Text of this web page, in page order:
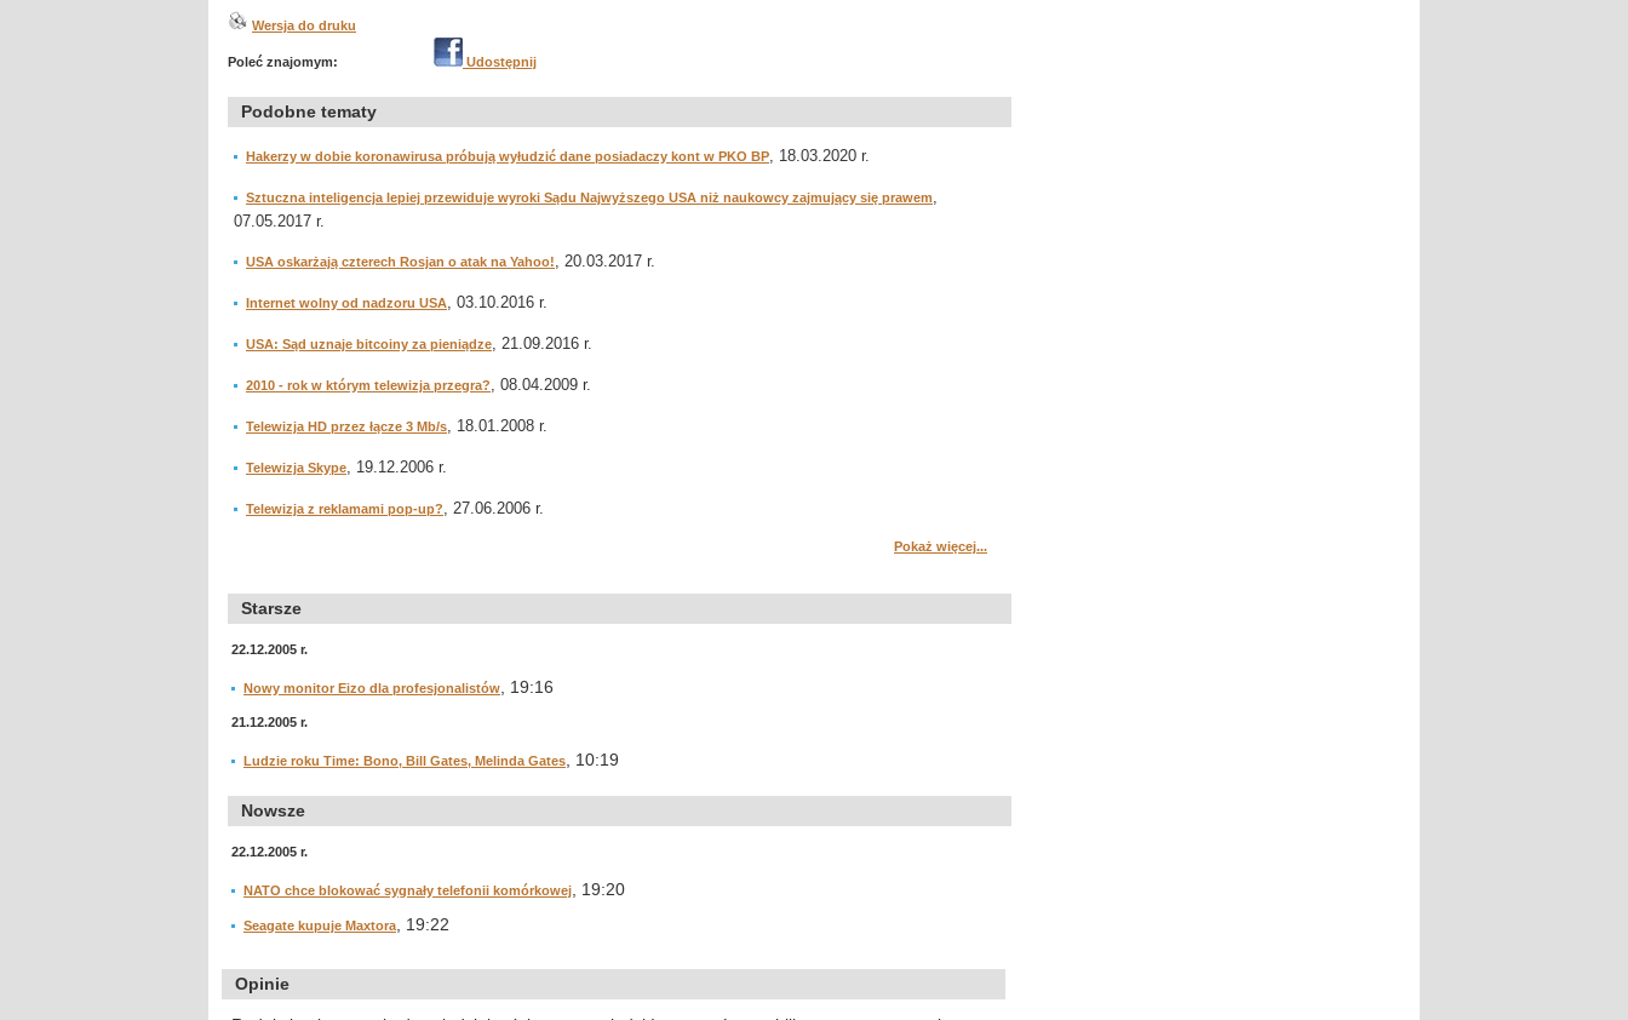
Wersja do druku
Poleć znajomym: Udostępnij
Podobne tematy
Hakerzy w dobie koronawirusa próbują wyłudzić dane posiadaczy kont w PKO BP, 18.03.2020 r.
Sztuczna inteligencja lepiej przewiduje wyroki Sądu Najwyższego USA niż naukowcy zajmujący się prawem,
07.05.2017 r.
USA oskarżają czterech Rosjan o atak na Yahoo!, 20.03.2017 r.
Internet wolny od nadzoru USA, 03.10.2016 r.
USA: Sąd uznaje bitcoiny za pieniądze, 21.09.2016 r.
2010 - rok w którym telewizja przegra?, 08.04.2009 r.
Telewizja HD przez łącze 3 Mb/s, 18.01.2008 r.
Telewizja Skype, 19.12.2006 r.
Telewizja z reklamami pop-up?, 27.06.2006 r.
Pokaż więcej...
Starsze
22.12.2005 r.
Nowy monitor Eizo dla profesjonalistów , 19:16
21.12.2005 r.
Ludzie roku Time: Bono, Bill Gates, Melinda Gates , 10:19
Nowsze
22.12.2005 r.
NATO chce blokować sygnały telefonii komórkowej , 19:20
Seagate kupuje Maxtora , 19:22
Opinie